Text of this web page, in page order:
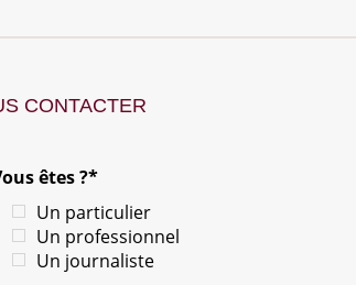
CONTACTER
êtes ?*
Un particulier
Un professionnel
Un journaliste